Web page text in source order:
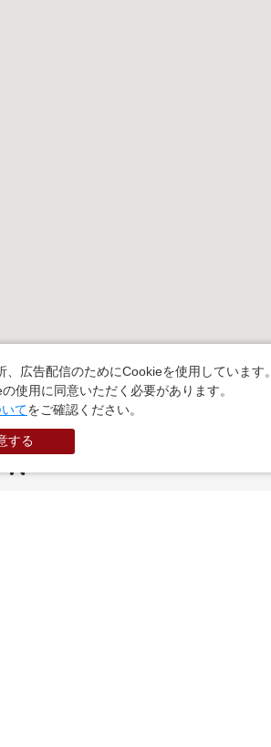
広告配信のためにCookieを使用しています。
使用に同意いただく必要があります。
てをご確認ください。
する